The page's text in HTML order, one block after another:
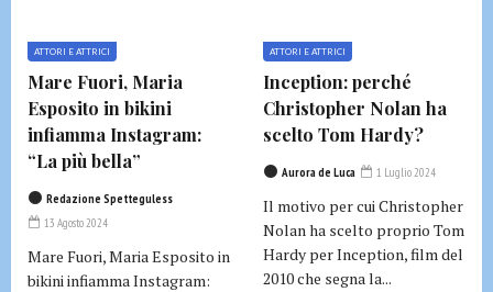
ATTORI E ATTRICI
Mare Fuori, Maria
Esposito in bikini
infiamma Instagram:
“La più bella”
Redazione Spetteguless
13 Agosto 2024
Mare Fuori, Maria Esposito in
bikini infiamma Instagram:
ATTORI E ATTRICI
Inception: perché
Christopher Nolan ha
scelto Tom Hardy?
Aurora de Luca 1 Luglio 2024
Il motivo per cui Christopher
Nolan ha scelto proprio Tom
Hardy per Inception, film del
2010 che segna la...